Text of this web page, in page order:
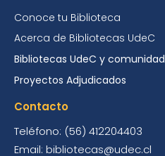
Conoce tu Biblioteca
Acerca de Bibliotecas UdeC
Bibliotecas UdeC y comunidad
Proyectos Adjudicados
Contacto
Teléfono: (56) 412204403
Email: bibliotecas@udec.cl